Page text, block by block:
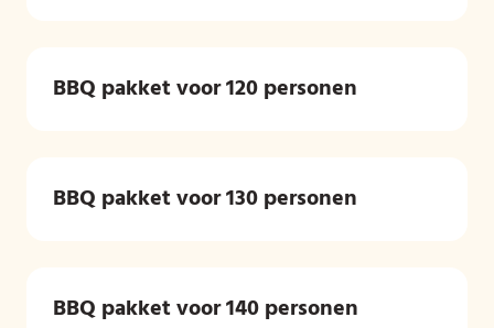
BBQ pakket voor 120 personen
BBQ pakket voor 130 personen
BBQ pakket voor 140 personen